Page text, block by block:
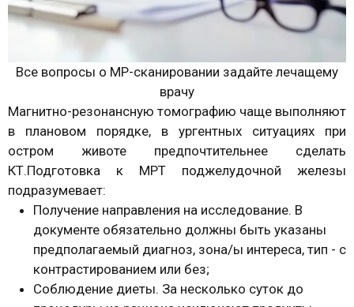
Все вопросы о МР-сканировании задайте лечащему
врачу
Магнитно-резонансную томографию чаще выполняют
в плановом порядке, в ургентных ситуациях при
остром животе предпочтительнее сделать
КТ.Подготовка к МРТ поджелудочной железы
подразумевает:
Получение направления на исследование. В
документе обязательно должны быть указаны
предполагаемый диагноз, зона/ы интереса, тип - с
контрастированием или без;
Соблюдение диеты. За несколько суток до